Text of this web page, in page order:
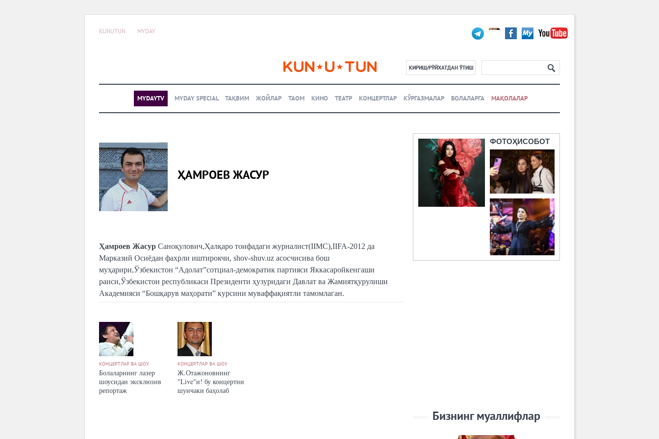
KUNUTUN MYDAY
КИРИШ/РЎЙХАТДАН ЎТИШ
MYDAYTV MYDAY SPECIAL ТАҚВИМ ЖОЙЛАР ТАОМ КИНО ТЕАТР КОНЦЕРТЛАР КЎРГАЗМАЛАР БОЛАЛАРГА МАҚОЛАЛАР
ҲАМРОЕВ ЖАСУР
Ҳамроев Жасур Саноқулович,Ҳалқаро тоифадаги журналист(IIMC),IIFA-2012 да
Марказий Осиёдан фахрли иштирокчи, shov-shuv.uz асосчисива бош
муҳарири,Ўзбекистон “Адолат”сотциал-демократик партияси Яккасаройкенгаши
раиси,Ўзбекистон республикаси Президенти ҳузуридаги Давлат ва Жамиятқурулиши
Академияси “Бошқарув маҳорати” курсини муваффақиятли тамомлаган.
КОНЦЕРТЛАР ВА ШОУ
Болаларнинг лазер
шоусидан эксклюзив
репортаж
КОНЦЕРТЛАР ВА ШОУ
Ж.Отажоновнинг
"Live"и! бу концертни
шунчаки баҳолаб
ФОТОҲИСОБОТ
Бизнинг муаллифлар